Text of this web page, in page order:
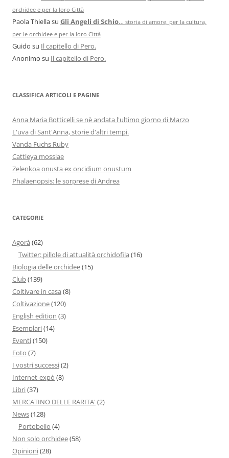
orchidee e per la loro Città
Paola Thiellasu Gli Angeli di Schio… storia di amore, per la cultura,
per le orchidee e per la loro Città
Guido su Il capitello di Pero.
Anonimo su Il capitello di Pero.
CLASSIFICA ARTICOLI E PAGINE
Anna Maria Botticelli se nè andata l'ultimo giorno di Marzo
L'uva di Sant'Anna, storie d'altri tempi.
Vanda Fuchs Ruby
Cattleya mossiae
Zelenkoa onusta ex oncidium onustum
Phalaenopsis: le sorprese di Andrea
CATEGORIE
Agorà (62)
Twitter: pillole di attualità orchidofila (16)
Biologia delle orchidee(15)
Club(139)
Coltivare in casa (8)
Coltivazione(120)
English edition (3)
Esemplari(14)
Eventi(150)
Foto (7)
I vostri successi(2)
Internet-expò (8)
Libri(37)
MERCATINO DELLE RARITA' (2)
News(128)
Portobello (4)
Non solo orchidee(58)
Opinioni(28)